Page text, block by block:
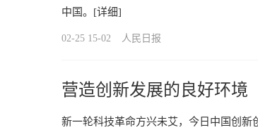
中国。 [详细]
02-25 15-02 人民日报
营造创新发展的良好环境
新一轮科技革命方兴未艾，今日中国创新